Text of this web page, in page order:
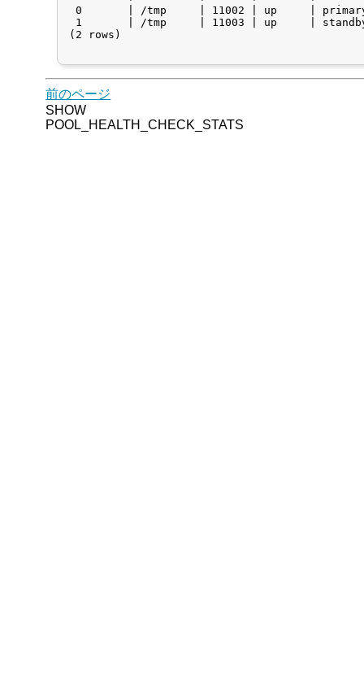
0       | /tmp     | 11002 | up     |
1       | /tmp     | 11003 | up     |
(2 rows)
前のページ
SHOW
POOL_HEALTH_CHECK_STATS